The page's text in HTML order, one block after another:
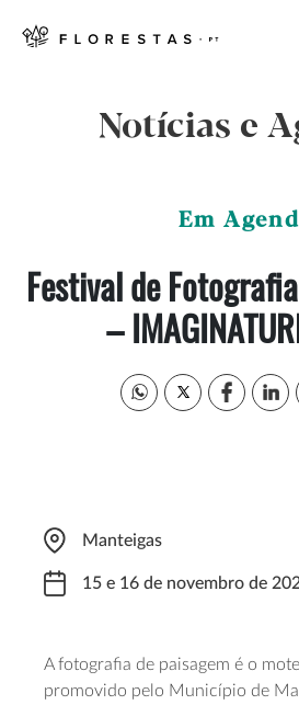
Notícias e
Em
Festival de
–
Manteigas
15 e 16 de novembro de
A fotografia de paisagem é o
promovido pelo Município de